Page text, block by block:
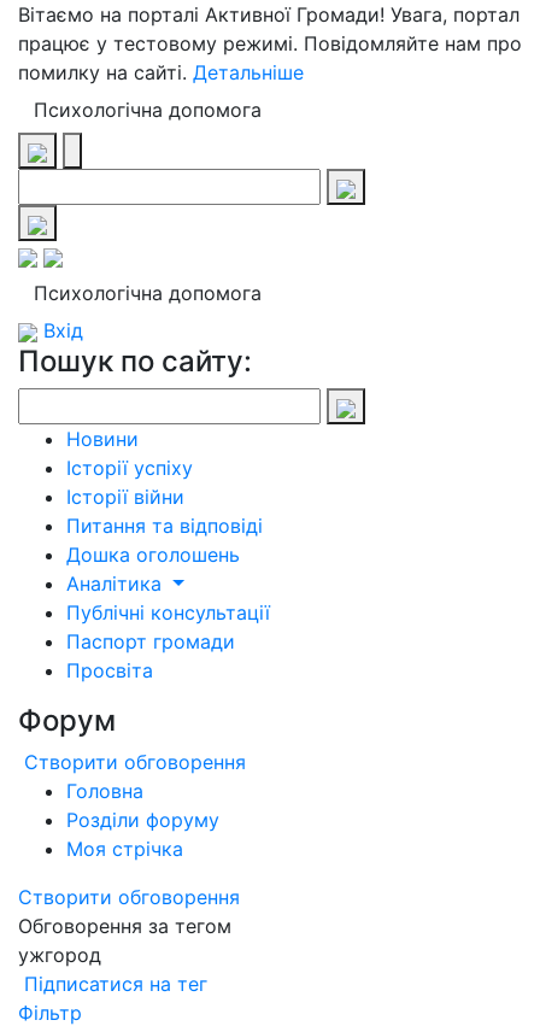
Вітаємо на порталі Активної Громади! Увага, портал
працює у тестовому режимі. Повідомляйте нам про
помилку на сайті. Детальніше
Психологічна допомога
Психологічна допомога
Вхід
Пошук по сайту:
Новини
Історії успіху
Історії війни
Питання та відповіді
Дошка оголошень
Аналітика
Публічні консультації
Паспорт громади
Просвіта
Форум
Створити обговорення
Головна
Розділи форуму
Моя стрічка
Створити обговорення
Обговорення за тегом
ужгород
Підписатися на тег
Фільтр